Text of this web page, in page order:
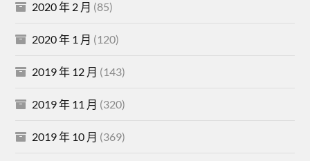
2020 年 2 月 (85)
2020 年 1 月 (120)
2019 年 12 月 (143)
2019 年 11 月 (320)
2019 年 10 月 (369)